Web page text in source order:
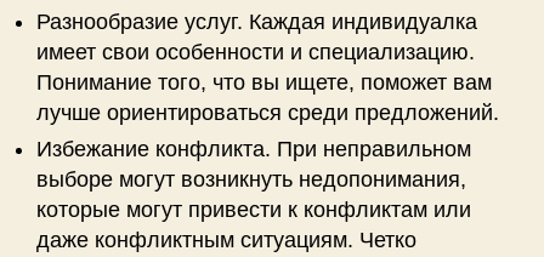
Разнообразие услуг. Каждая индивидуалка
имеет свои особенности и специализацию.
Понимание того, что вы ищете, поможет вам
лучше ориентироваться среди предложений.
Избежание конфликта. При неправильном
выборе могут возникнуть недопонимания,
которые могут привести к конфликтам или
даже конфликтным ситуациям. Четко